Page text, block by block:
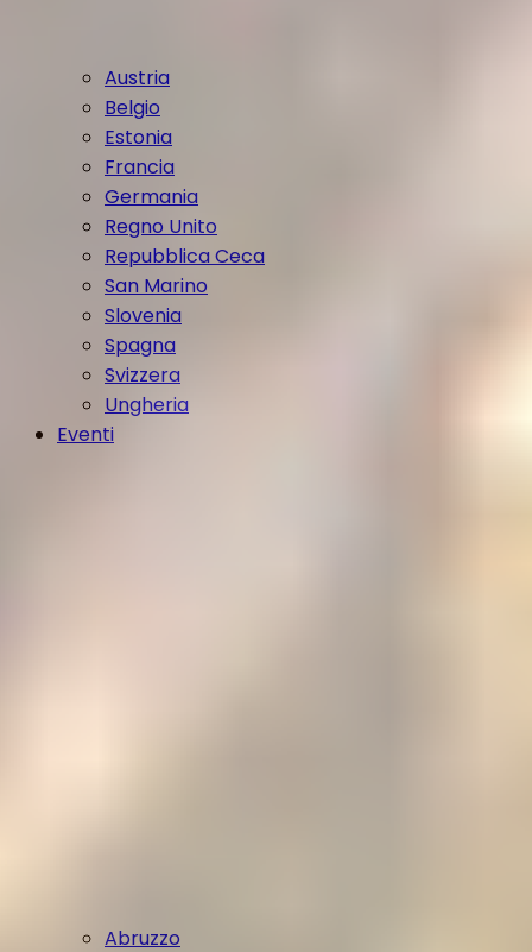
Austria
Belgio
Estonia
Francia
Germania
Regno Unito
Repubblica Ceca
San Marino
Slovenia
Spagna
Svizzera
Ungheria
Eventi
Abruzzo